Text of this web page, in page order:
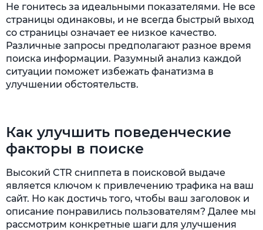
Не гонитесь за идеальными показателями. Не все
страницы одинаковы, и не всегда быстрый выход
со страницы означает ее низкое качество.
Различные запросы предполагают разное время
поиска информации. Разумный анализ каждой
ситуации поможет избежать фанатизма в
улучшении обстоятельств.
Как улучшить поведенческие
факторы в поиске
Высокий CTR сниппета в поисковой выдаче
является ключом к привлечению трафика на ваш
сайт. Но как достичь того, чтобы ваш заголовок и
описание понравились пользователям? Далее мы
рассмотрим конкретные шаги для улучшения